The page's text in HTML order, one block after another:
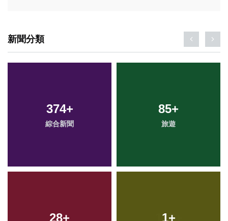
新聞分類
374+
綜合新聞
85+
旅遊
28+ 1+